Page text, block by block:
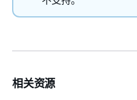
相关资源